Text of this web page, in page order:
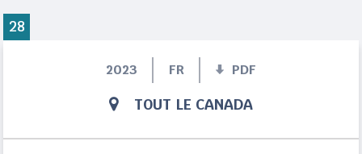
2023 FR PDF
TOUT LE CANADA
28